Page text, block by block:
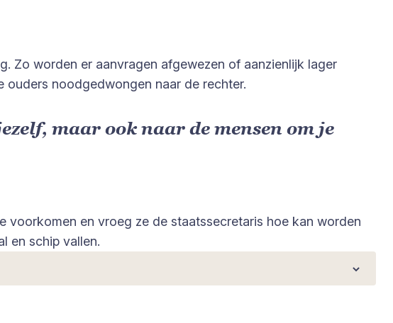
Zo worden er aanvragen afgewezen of aanzienlijk lager
noodgedwongen naar de rechter.
maar ook naar de mensen om je
voorkomen en vroeg ze de staatssecretaris hoe kan worden
en schip vallen.